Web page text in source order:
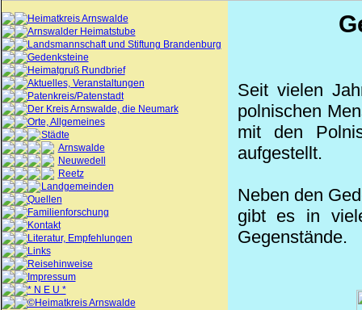
Heimatkreis Arnswalde
Arnswalder Heimatstube
Landsmannschaft und Stiftung Brandenburg
Gedenksteine
Heimatgruß Rundbrief
Aktuelles, Veranstaltungen
Patenkreis/Patenstadt
Der Kreis Arnswalde, die Neumark
Orte, Allgemeines
Städte
Arnswalde
Neuwedell
Reetz
Landgemeinden
Quellen
Familienforschung
Kontakt
Literatur, Empfehlungen
Links
Reisehinweise
Impressum
* N E U *
©Heimatkreis Arnswalde
Seit vielen
polnischen
mit den
aufgestellt.
Neben den
gibt es in
Gegenstände.